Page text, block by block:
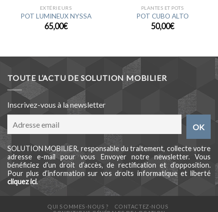
EXTÉRIEURS
POT LUMINEUX NYSSA
65,00€
PLANTES ET POTS
POT CUBO ALTO
50,00€
TOUTE L’ACTU DE SOLUTION MOBILIER
Inscrivez-vous à la newsletter
SOLUTION MOBILIER, responsable du traitement, collecte votre
adresse e-mail pour vous Envoyer notre newsletter. Vous
bénéficiez d’un droit d’accès, de rectification et d’opposition.
Pour plus d’information sur vos droits informatique et liberté
cliquez ici.
QUI SOMMES-NOUS ?
CONTACTEZ-NOUS